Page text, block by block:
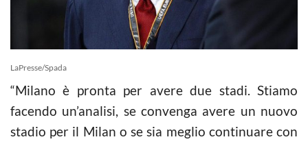
LaPresse/Spada
“Milano è pronta per avere due stadi. Stiamo
facendo un’analisi, se convenga avere un nuovo
stadio per il Milan o se sia meglio continuare con